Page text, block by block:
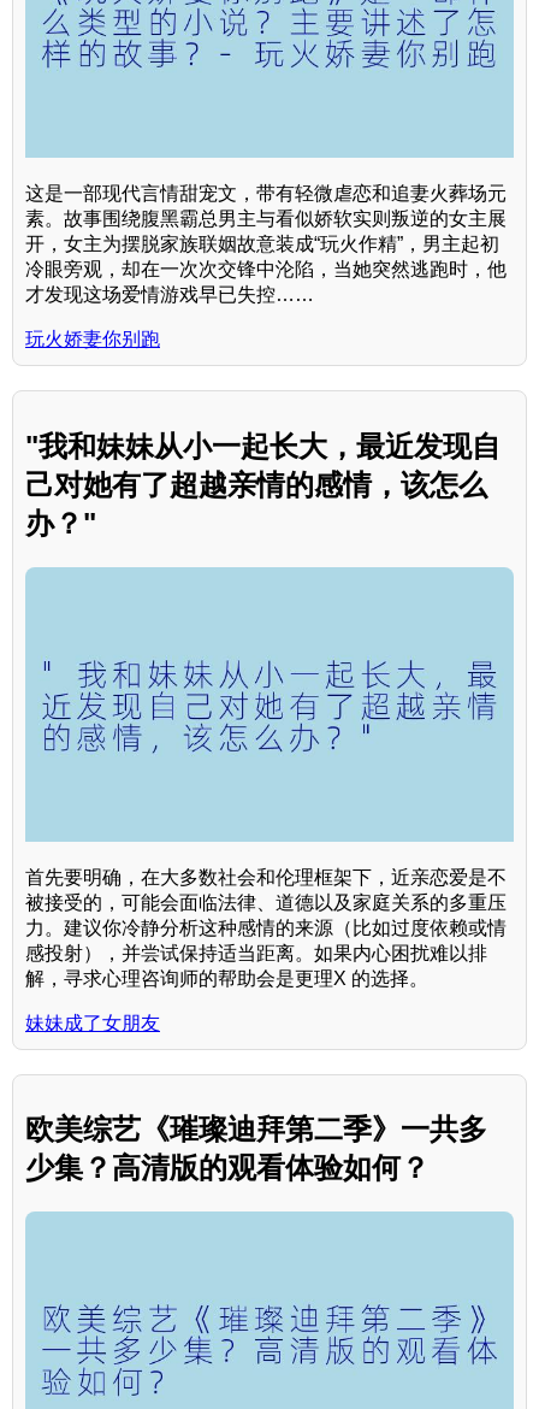
这是一部现代言情甜宠文，带有轻微虐恋和追妻火葬场元
素。故事围绕腹黑霸总男主与看似娇软实则叛逆的女主展
开，女主为摆脱家族联姻故意装成“玩火作精”，男主起初
冷眼旁观，却在一次次交锋中沦陷，当她突然逃跑时，他
才发现这场爱情游戏早已失控……
玩火娇妻你别跑
"我和妹妹从小一起长大，最近发现自
己对她有了超越亲情的感情，该怎么
办？"
首先要明确，在大多数社会和伦理框架下，近亲恋爱是不
被接受的，可能会面临法律、道德以及家庭关系的多重压
力。建议你冷静分析这种感情的来源（比如过度依赖或情
感投射），并尝试保持适当距离。如果内心困扰难以排
解，寻求心理咨询师的帮助会是更理X 的选择。
妹妹成了女朋友
欧美综艺《璀璨迪拜第二季》一共多
少集？高清版的观看体验如何？